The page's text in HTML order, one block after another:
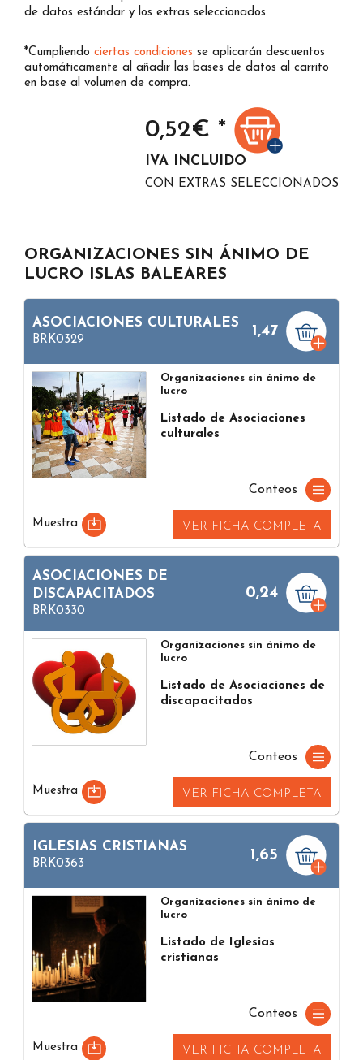
de datos estándar y los extras seleccionados.
*Cumpliendo ciertas condiciones se aplicarán descuentos
automáticamente al añadir las bases de datos al carrito
en base al volumen de compra.
0,52€ *
IVA INCLUIDO
CON EXTRAS SELECCIONADOS
ORGANIZACIONES SIN ÁNIMO DE
LUCRO ISLAS BALEARES
ASOCIACIONES CULTURALES
BRK0329
1,47
Organizaciones sin ánimo de
lucro
Listado de Asociaciones
culturales
Conteos
Muestra VER FICHA COMPLETA
ASOCIACIONES DE
DISCAPACITADOS
BRK0330
0,24
Organizaciones sin ánimo de
lucro
Listado de Asociaciones de
discapacitados
Conteos
Muestra VER FICHA COMPLETA
IGLESIAS CRISTIANAS
BRK0363
1,65
Organizaciones sin ánimo de
lucro
Listado de Iglesias
cristianas
Conteos
Muestra VER FICHA COMPLETA